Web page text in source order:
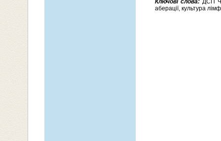
Ключові слова: ДСП
аберації, культура